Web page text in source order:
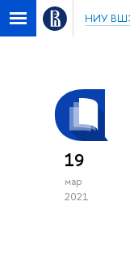
НИУ
19
мар
2021